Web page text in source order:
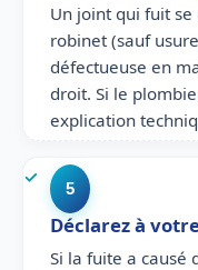
Un joint qui fuit
robinet (sauf
défectueuse en
droit. Si le
explication
5
Déclarez à
Si la fuite a causé